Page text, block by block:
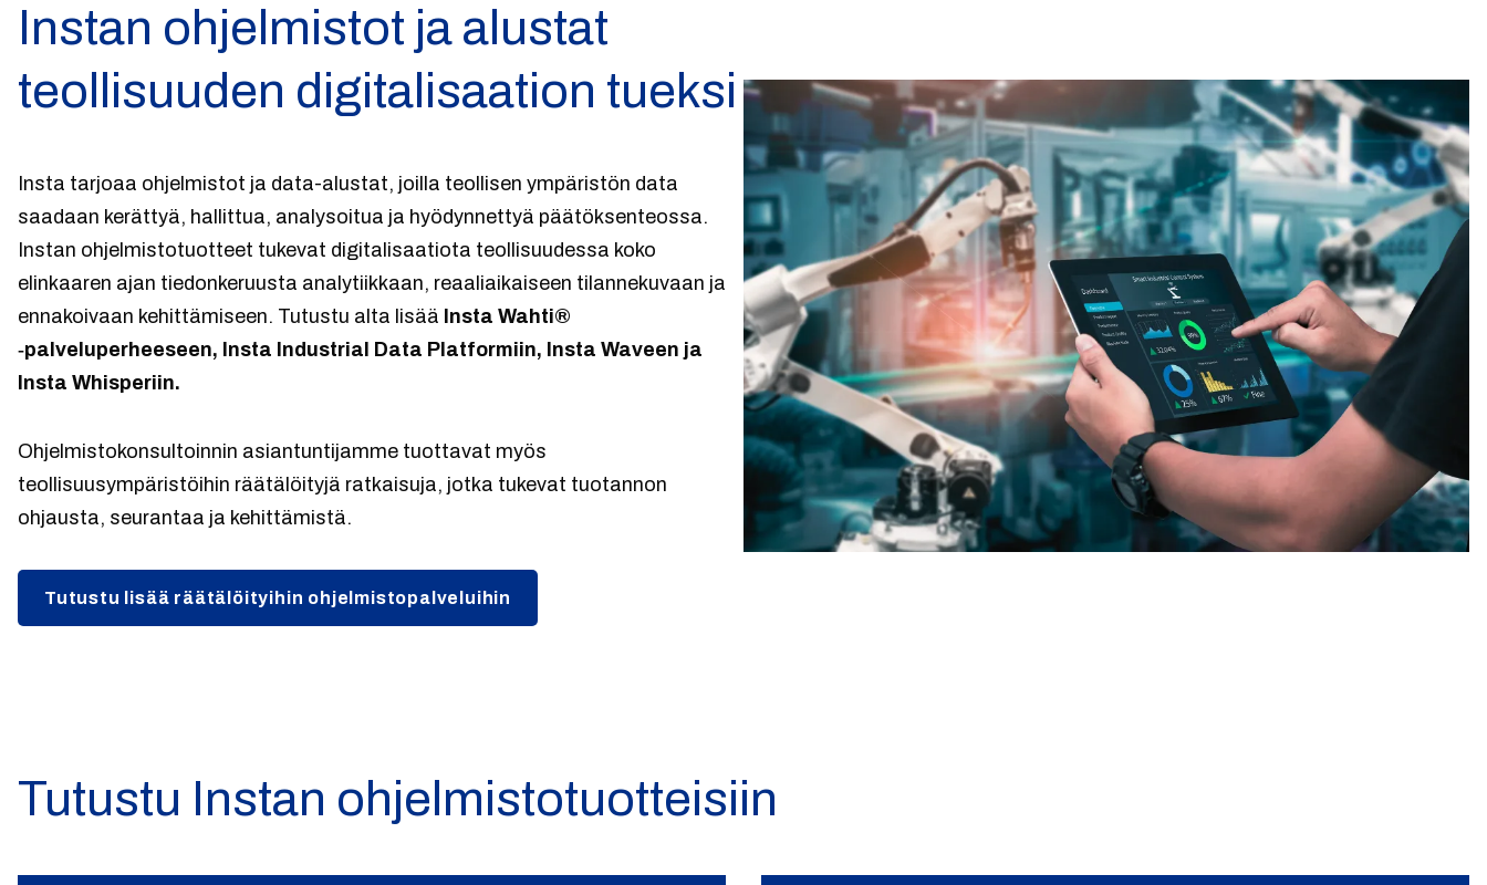
Instan ohjelmistot ja alustat
teollisuuden digitalisaation tueksi
Insta tarjoaa ohjelmistot ja data-alustat, joilla teollisen ympäristön data
saadaan kerättyä, hallittua, analysoitua ja hyödynnettyä päätöksenteossa.
Instan ohjelmistotuotteet tukevat digitalisaatiota teollisuudessa koko
elinkaaren ajan tiedonkeruusta analytiikkaan, reaaliaikaiseen tilannekuvaan ja
ennakoivaan kehittämiseen. Tutustu alta lisää Insta Wahti®
‑palveluperheeseen, Insta Industrial Data Platformiin, Insta Waveen ja
Insta Whisperiin.
Ohjelmistokonsultoinnin asiantuntijamme tuottavat myös
teollisuusympäristöihin räätälöityjä ratkaisuja, jotka tukevat tuotannon
ohjausta, seurantaa ja kehittämistä.
Tutustu lisää räätälöityihin ohjelmistopalveluihin
Tutustu Instan ohjelmistotuotteisiin